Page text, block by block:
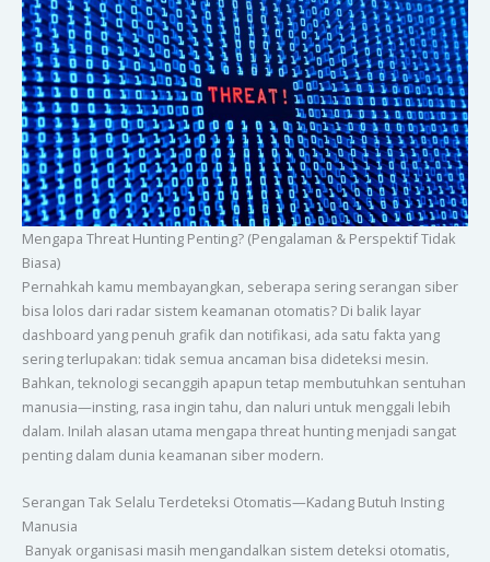
Mengapa Threat Hunting Penting? (Pengalaman & Perspektif Tidak
Biasa)
Pernahkah kamu membayangkan, seberapa sering serangan siber
bisa lolos dari radar sistem keamanan otomatis? Di balik layar
dashboard yang penuh grafik dan notifikasi, ada satu fakta yang
sering terlupakan: tidak semua ancaman bisa dideteksi mesin.
Bahkan, teknologi secanggih apapun tetap membutuhkan sentuhan
manusia—insting, rasa ingin tahu, dan naluri untuk menggali lebih
dalam. Inilah alasan utama mengapa threat hunting menjadi sangat
penting dalam dunia keamanan siber modern.
Serangan Tak Selalu Terdeteksi Otomatis—Kadang Butuh Insting
Manusia
Banyak organisasi masih mengandalkan sistem deteksi otomatis,